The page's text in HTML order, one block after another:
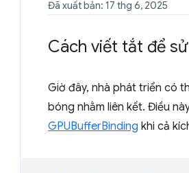
Đã xuất bản: 17 thg 6, 2025
Cách viết tắt để
Giờ đây, nhà phát triển có
bóng nhằm liên kết. Điều
GPUBufferBinding khi cả